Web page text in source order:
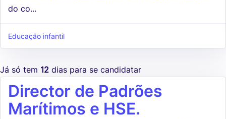
do co...
Educação infantil
Já só tem 12 dias para se candidatar
Director de Padrões
Marítimos e HSE.